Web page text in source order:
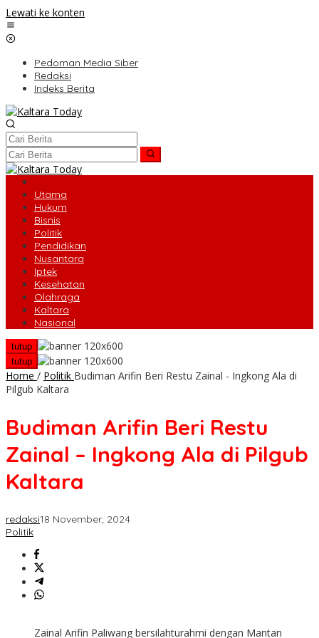
Lewati ke konten
Pedoman Media Siber
Redaksi
Indeks Berita
Utama
Hukum
Bisnis
Politik
Pendidikan
Nusantara
Iptek
Kesehatan
Olahraga
Kaltara
Nasional
tutup
tutup
Home / Politik Budiman Arifin Beri Restu Zainal - Ingkong Ala di
Pilgub Kaltara
Budiman Arifin Beri Restu
Zainal – Ingkong Ala di Pilgub
Kaltara
redaksi18 November, 2024
Politik
Zainal Arifin Paliwang bersilahturahmi dengan Mantan